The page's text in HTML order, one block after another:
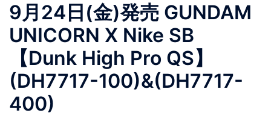
ー
9月24日(金)発売 GUNDAM
UNICORN X Nike SB
【Dunk High Pro QS】
(DH7717-100)&(DH7717-
400)